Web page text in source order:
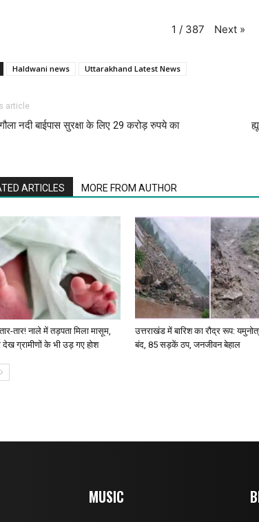
1 / 387 Next »
Haldwani news Uttarakhand Latest News
article
गौला नदी बाईपास सुरक्षा के लिए 29 करोड़ रुपये का
ARTICLES MORE FROM AUTHOR
तार! नाले में तड़पता मिला मासूम,
देख ग्रामीणों के भी उड़ गए होश
उत्तराखंड में बारिश का रौद्र रूप:
बंद, 85 सड़कें ठप, जनजीवन बेहाल
MUSIC